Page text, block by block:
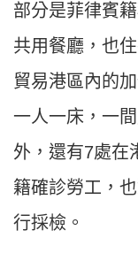
部分是菲律賓
共用餐廳，也
貿易港區內的
一人一床，一
外，還有7處在
籍確診勞工，
行採檢。